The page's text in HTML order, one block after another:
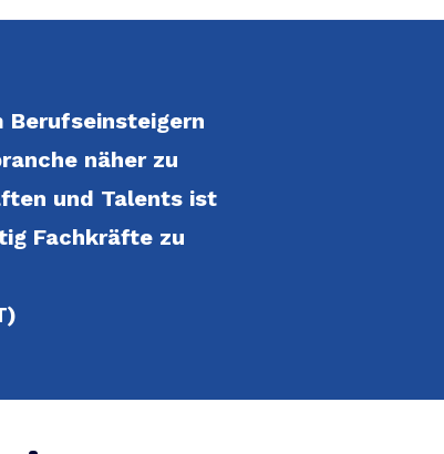
Berufseinsteigern
näher zu
und Talents ist
Fachkräfte zu